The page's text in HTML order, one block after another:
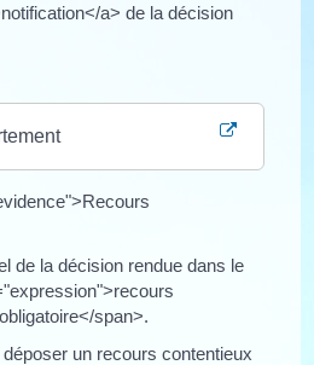
a> de la décision
de la décision rendue dans le
span>.
un recours contentieux